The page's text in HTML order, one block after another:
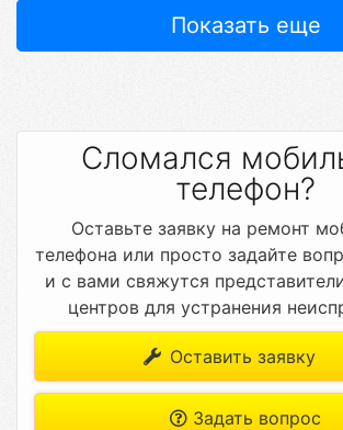
Показать еще
Сломался
телефон?
Оставьте заявку на ремонт
телефона или просто задайте
и с вами свяжутся
центров для устранения
Оставить заявку
Задать вопрос